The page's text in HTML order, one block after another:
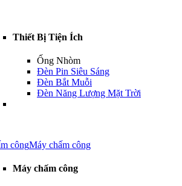
Thiết Bị Tiện Ích
Ống Nhòm
Đèn Pin Siêu Sáng
Đèn Bắt Muỗi
Đèn Năng Lượng Mặt Trời
Máy chấm công
Máy chấm công